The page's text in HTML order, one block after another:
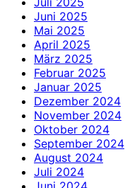
Juni 2025
Mai 2025
April 2025
März 2025
Februar 2025
Januar 2025
Dezember 2024
November 2024
Oktober 2024
September 2024
August 2024
Juli 2024